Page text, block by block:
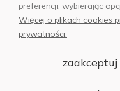
+48
© 2025 Wszelkie prawa
preferencji, wybierając
Więcej o plikach cookies
prywatności.